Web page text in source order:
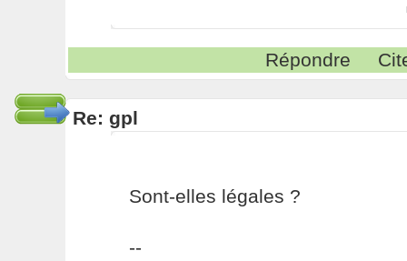
Répondre
Re: gpl
Sont-elles légales ?
--